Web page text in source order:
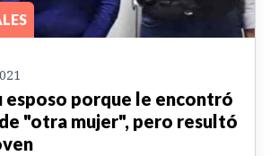
esposo porque le encontró
"otra mujer", pero resultó